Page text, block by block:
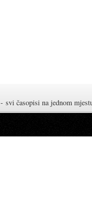
- svi časopisi na jednom